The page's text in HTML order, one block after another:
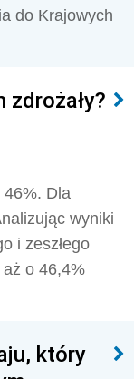
do Krajowych
zdrożały?
46%. Dla
wyniki
i zeszłego
aż o 46,4%
który